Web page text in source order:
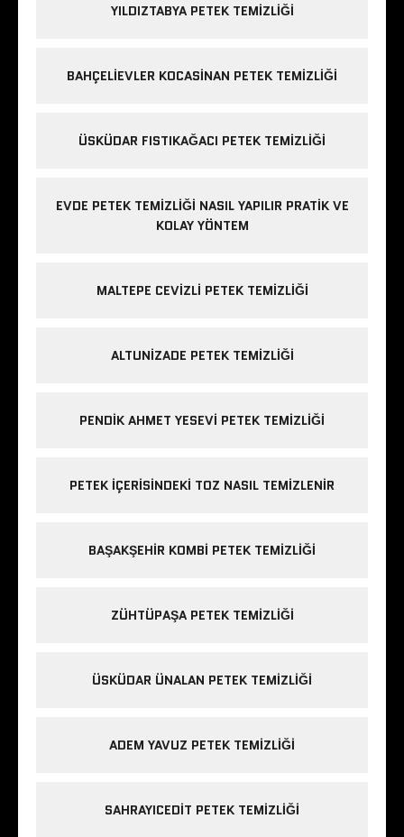
YILDIZTABYA PETEK TEMIZLIĞI
BAHÇELIEVLER KOCASINAN PETEK TEMIZLIĞI
ÜSKÜDAR FISTIKAĞACI PETEK TEMIZLIĞI
EVDE PETEK TEMIZLIĞI NASIL YAPILIR PRATIK VE
KOLAY YÖNTEM
MALTEPE CEVIZLI PETEK TEMIZLIĞI
ALTUNIZADE PETEK TEMIZLIĞI
PENDIK AHMET YESEVI PETEK TEMIZLIĞI
PETEK IÇERISINDEKI TOZ NASIL TEMIZLENIR
BAŞAKŞEHIR KOMBI PETEK TEMIZLIĞI
ZÜHTÜPAŞA PETEK TEMIZLIĞI
ÜSKÜDAR ÜNALAN PETEK TEMIZLIĞI
ADEM YAVUZ PETEK TEMIZLIĞI
SAHRAYICEDIT PETEK TEMIZLIĞI